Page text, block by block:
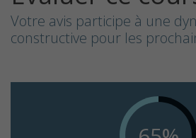
Votre avis participe à une
constructive pour les